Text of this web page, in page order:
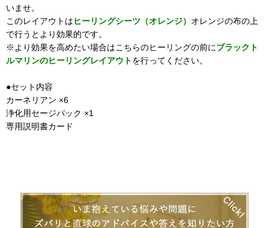
いませ。
このレイアウトはヒーリングシーツ（オレンジ） オレンジの布の上
で行うとより効果的です。
※より効果を高めたい場合はこちらのヒーリングの前にブラックト
ルマリンのヒーリングレイアウトを行ってください。
●セット内容
カーネリアン ×6
浄化用セージパック ×1
専用説明書カード